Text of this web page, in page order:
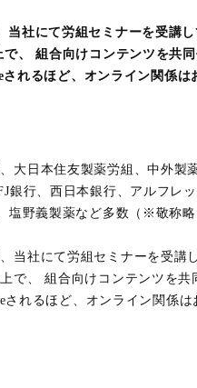
当社にて労組セミナーを受
、 組合向けコンテンツを共
れるほど、オンライン関係は
大日本住友製薬労組、中外製
銀行、西日本銀行、アルフレ
塩野義製薬など多数（※敬称略
社にて労組セミナーを受講
、 組合向けコンテンツを共
されるほど、オンライン関